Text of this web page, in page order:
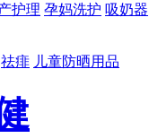
护理 孕妈洗护 吸奶器
祛痱 儿童防晒用品